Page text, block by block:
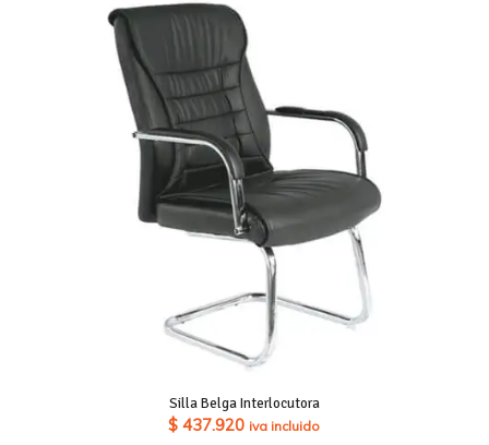
Silla Belga Interlocutora
$ 437.920 iva incluido